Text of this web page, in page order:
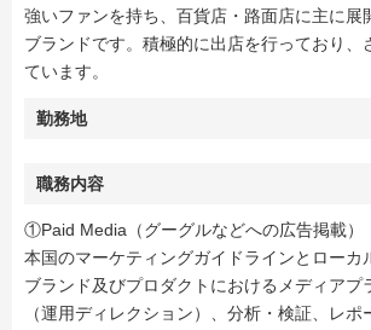
強いファンを持ち、百貨店・路面店に主に展
ブランドです。積極的に出店を行っており、
ています。
勤務地
職務内容
①Paid Media（グーグルなどへの広告掲載）
本国のマーケティングガイドラインとローカ
ブランド及びプロダクトにおけるメディアプ
（運用ディレクション）、分析・検証、レ